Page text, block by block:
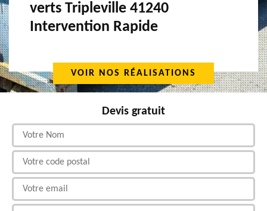
verts Tripleville 41240
Intervention Rapide
VOIR NOS RÉALISATIONS
Devis gratuit